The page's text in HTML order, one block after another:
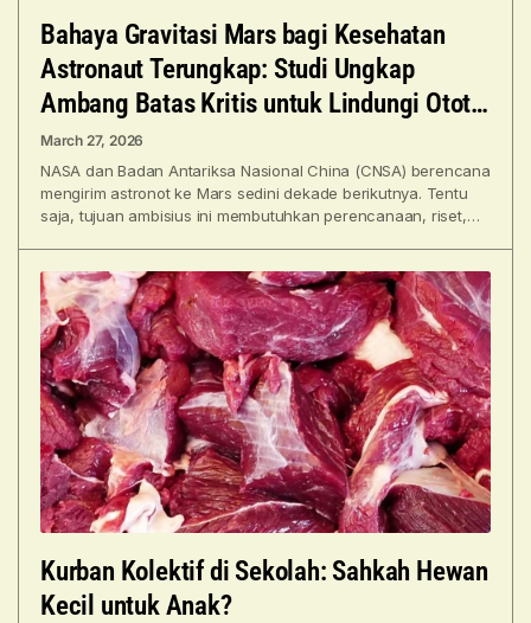
Bahaya Gravitasi Mars bagi Kesehatan
Astronaut Terungkap: Studi Ungkap
Ambang Batas Kritis untuk Lindungi Otot
Manusia
March 27, 2026
NASA dan Badan Antariksa Nasional China (CNSA) berencana
mengirim astronot ke Mars sedini dekade berikutnya. Tentu
saja, tujuan ambisius ini membutuhkan perencanaan, riset,
Kurban Kolektif di Sekolah: Sahkah Hewan
Kecil untuk Anak?